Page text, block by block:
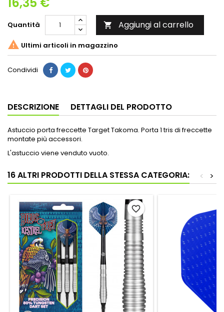
Quantità  Aggiungi al carrello
 Ultimi articoli in magazzino
Condividi
DESCRIZIONE DETTAGLI DEL PRODOTTO
Astuccio porta freccette Target Takoma. Porta 1 tris di freccette
montate più accessori.
L'astuccio viene venduto vuoto.
16 ALTRI PRODOTTI DELLA STESSA CATEGORIA: >
<
favorite_border